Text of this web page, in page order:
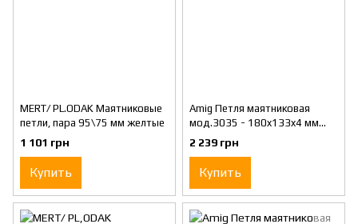
MERT/ PL.ODAK Маятниковые
петли, пара 95\75 мм желтые
1 101 грн
Купить
Amig Петля маятниковая
мод.3035 - 180x133x4 мм
белая*
2 239 грн
Купить